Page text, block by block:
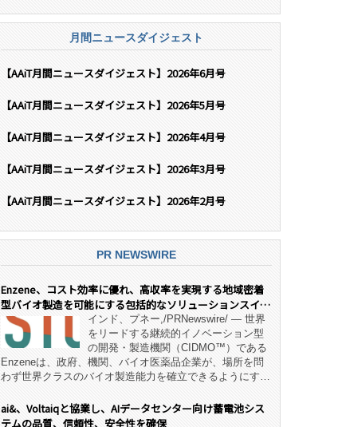
月間ニュースダイジェスト
【AAiT月間ニュースダイジェスト】2026年6月号
【AAiT月間ニュースダイジェスト】2026年5月号
【AAiT月間ニュースダイジェスト】2026年4月号
【AAiT月間ニュースダイジェスト】2026年3月号
【AAiT月間ニュースダイジェスト】2026年2月号
PR NEWSWIRE
Enzene、コスト効率に優れ、高収率を実現する地域密着
型バイオ製造を可能にする包括的なソリューションスイー
ト「NeX™」 をリリースインド、プネー,/PRNewswire/ — 世界
をリードする継続的イノベーション型
の開発・製造機関（CIDMO™）である
Enzeneは、政府、機関、バイオ医薬品企業が、場所を問
わず世界クラスのバイオ製造能力を確立できるようにす
デル「NeX™」の立ち上げを発表しました。 同社の実績
あるEnzeneX® fully‑connected continuous
ai&、Voltaiqと協業し、AIデータセンター向け蓄電池シス
テムの品質、信頼性、安全性を確保